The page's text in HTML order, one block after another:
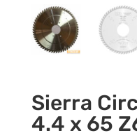
Sierra
4.4 x 65